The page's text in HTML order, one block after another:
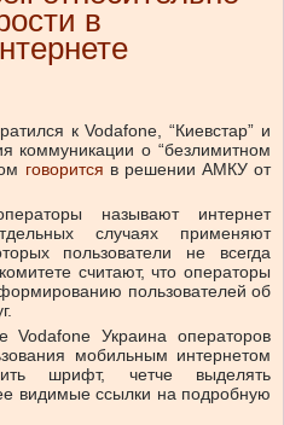
в
к Vodafone, “Киевстар” и
коммуникации о “безлимитном
говорится в решении АМКУ от
называют интернет
случаях применяют
пользователи не всегда
считают, что операторы
пользователей об
Vodafone Украина операторов
мобильным интернетом
шрифт, четче выделять
видимые ссылки на подробную